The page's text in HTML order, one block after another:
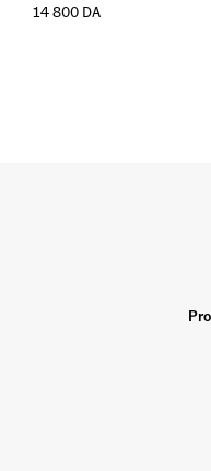
14 800 DA